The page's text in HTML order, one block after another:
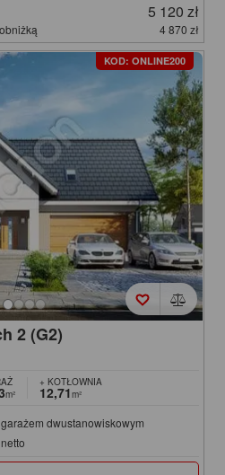
5 120 zł
4 870 zł
KOD: ONLINE200
2 (G2)
m²
+ KOTŁOWNIA
12,71m²
dwustanowiskowym